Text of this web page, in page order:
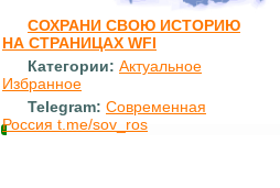
СОХРАНИ СВОЮ ИСТОРИЮ
НА СТРАНИЦАХ WFI
Категории: Актуальное
Избранное
Telegram: Современная
Россия t.me/sov_ros